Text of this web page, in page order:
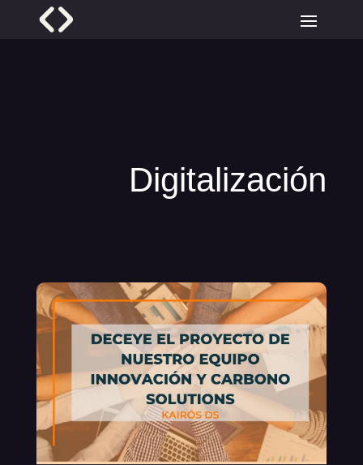
Digitalización